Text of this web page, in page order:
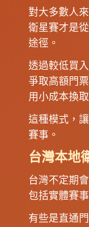
對大多數人來
衛星賽才是
途徑。
透過較低買
爭取高額門票
用小成本換
這種模式，
賽事。
台灣本地
台灣不定期
包括實體賽
有些是直通門